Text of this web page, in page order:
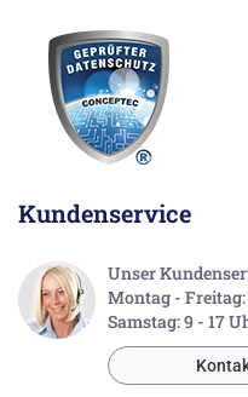
Kundenservice
Unser
Montag -
Samstag: 9 - 17